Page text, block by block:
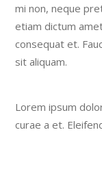
mi non, neque
etiam dictum
consequat et.
sit aliquam.
Lorem ipsum
curae a et.